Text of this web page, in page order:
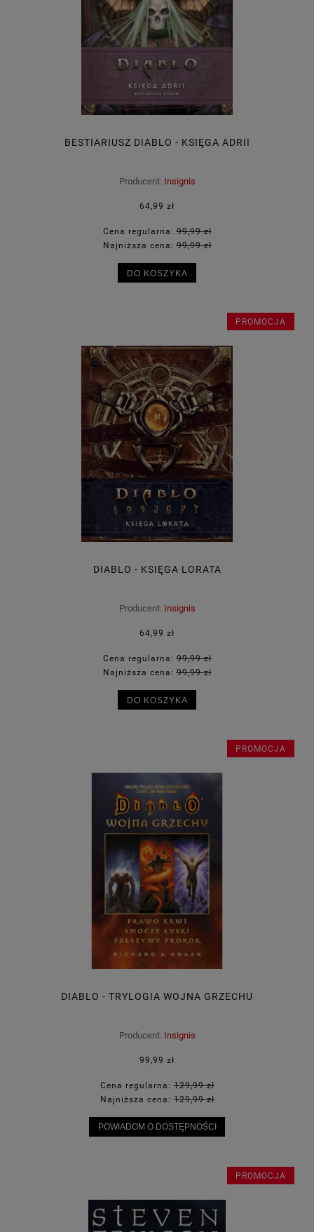
BESTIARIUSZ DIABLO - KSIĘGA ADRII
Producent: Insignis
64,99 zł
Cena regularna:99,99 zł
Najniższa cena:99,99 zł
DO KOSZYKA
DIABLO - KSIĘGA LORATA
Producent: Insignis
64,99 zł
Cena regularna:99,99 zł
Najniższa cena:99,99 zł
DO KOSZYKA
PROMOCJA
DIABLO - TRYLOGIA WOJNA GRZECHU
Producent: Insignis
99,99 zł
Cena regularna:129,99 zł
Najniższa cena:129,99 zł
POWIADOM O DOSTĘPNOŚCI
PROMOCJA
PROMOCJA